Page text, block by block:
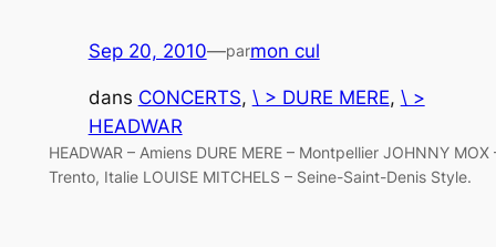
Sep 20, 2010—parmon cul
dans CONCERTS, \ > DURE MERE, \ >
HEADWAR
HEADWAR – Amiens DURE MERE – Montpellier JOHNNY MOX
Trento, Italie LOUISE MITCHELS – Seine-Saint-Denis Style.